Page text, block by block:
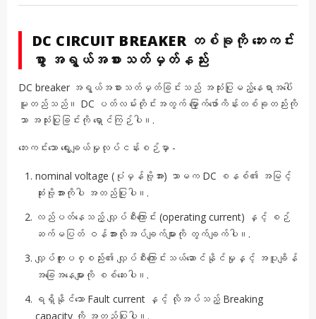
DC CIRCUIT BREAKER တစ်ခုကို ဘေးကင်း
စွာ အရွယ်အစားသတ်မှတ်နည်း
DC breaker အရွယ်အစားသတ်မှတ်ခြင်းသည် အသုံးပြုမည့်နေရာအပေါ်
မူတည်သည်။ DC ပတ်လမ်းတိုင်းအတွက် မြှောက်ဖော်ကိန်းတစ်ခုတည်းကို
သာ အသုံးပြုခြင်းကို ရှောင်ကြဉ်ပါ။.
ဘေးကင်းသော ရွေးချယ်မှုလုပ်ငန်းစဉ်မှာ -
nominal voltage (ပုံမှန်ဗို့အား) သာမက DC စနစ်၏ အမြင့်
ဆုံးဗို့အားကိုပါ အတည်ပြုပါ။.
လည်ပတ်နေသည့် လျှပ်စီးကြောင်း (operating current) နှင့် စဉ်
ဆက်မပြတ် ဝန်အားလိုအပ်ချက်များကို တွက်ချက်ပါ။.
လျှပ်ကူးပစ္စည်း၏ လျှပ်စီးကြောင်းသယ်ဆောင်နိုင်မှုနှင့် အပူချိန်
အခြေအနေများကို စစ်ဆေးပါ။.
ရရှိနိုင်သော Fault current နှင့် လိုအပ်သည့် Breaking
capacity ကို အတည်ပြုပါ။.